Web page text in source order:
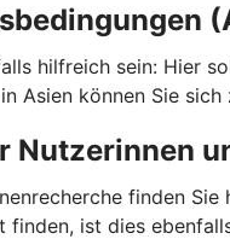
hilfreich sein: Hier
Asien können Sie
Nutzerinnen
finden
finden, ist dies